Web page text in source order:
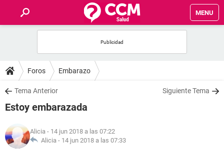
MENU
FOROS
SALUD
FAMILIA
NUTRICIÓN
Foros Embarazo
Tema Anterior Siguiente Tema
Estoy embarazada
Alicia - 14 jun 2018 a las 07:22
Alicia - 14 jun 2018 a las 07:33